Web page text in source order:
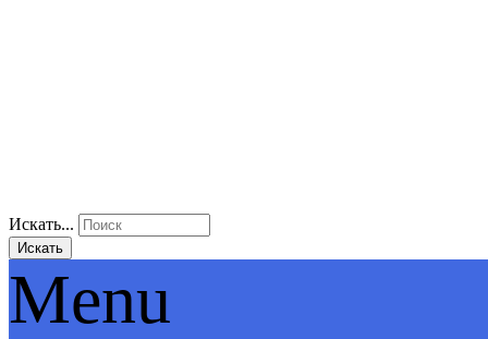
Искать...
Искать
Menu